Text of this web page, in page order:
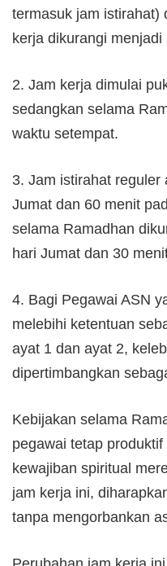
termasuk jam istirahat)
kerja dikurangi
2. Jam kerja dimulai
sedangkan selama
waktu setempat.
3. Jam istirahat reguler
Jumat dan 60 menit
selama Ramadhan
hari Jumat dan 30
4. Bagi Pegawai ASN
melebihi ketentuan
ayat 1 dan ayat 2,
dipertimbangkan
Kebijakan selama
pegawai tetap
kewajiban spiritual
jam kerja ini,
tanpa mengorbankan